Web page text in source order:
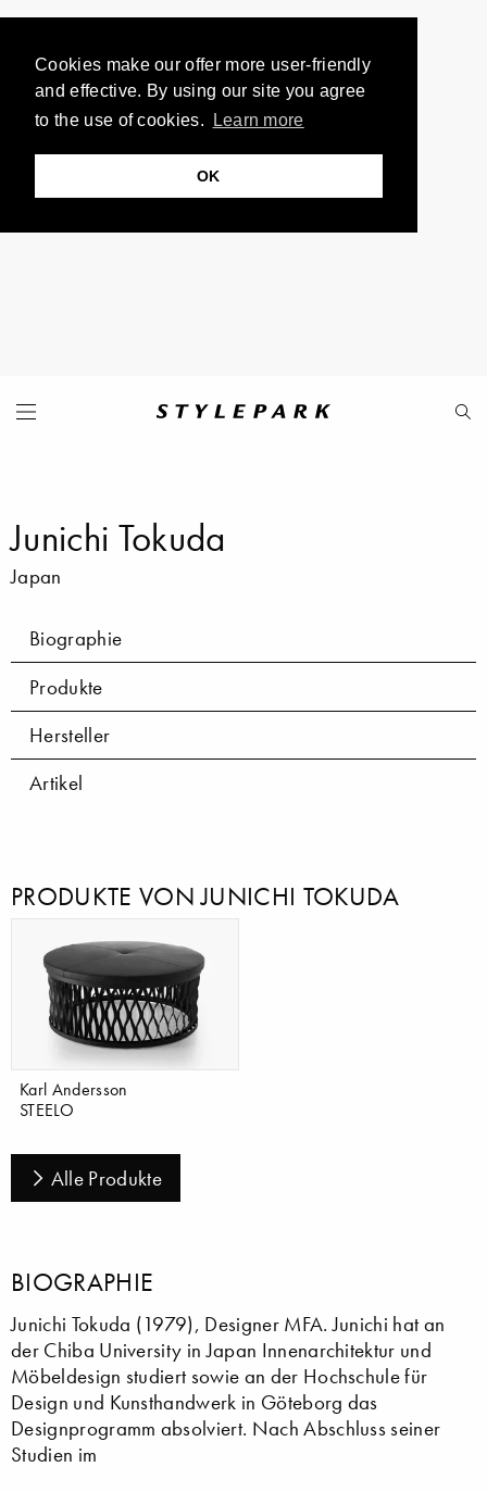
Cookies make our offer more user-friendly
and effective. By using our site you agree
to the use of cookies.
Learn more
OK
Junichi Tokuda
Japan
Biographie
Produkte
Hersteller
Artikel
PRODUKTE VON JUNICHI TOKUDA
Karl Andersson
STEELO
Alle Produkte
BIOGRAPHIE
Junichi Tokuda (1979), Designer MFA. Junichi hat an
der Chiba University in Japan Innenarchitektur und
Möbeldesign studiert sowie an der Hochschule für
Design und Kunsthandwerk in Göteborg das
Designprogramm absolviert. Nach Abschluss seiner
Studien im